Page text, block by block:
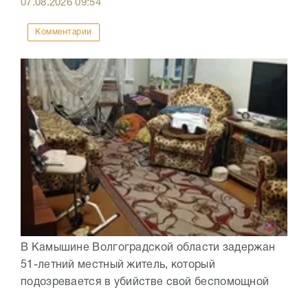
07.08.202609:54
Комментарии
В Камышине Волгоградской области задержан
51-летний местный житель, который
подозревается в убийстве свой беспомощной